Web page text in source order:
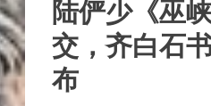
陆俨少《巫
交，齐白石
布